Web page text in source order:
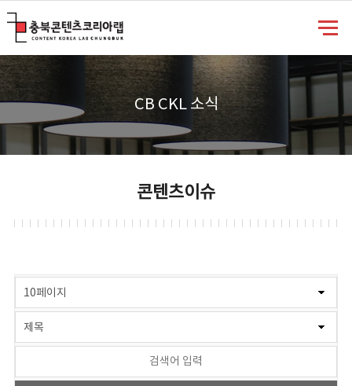
CB CKL 소식
콘텐츠이슈